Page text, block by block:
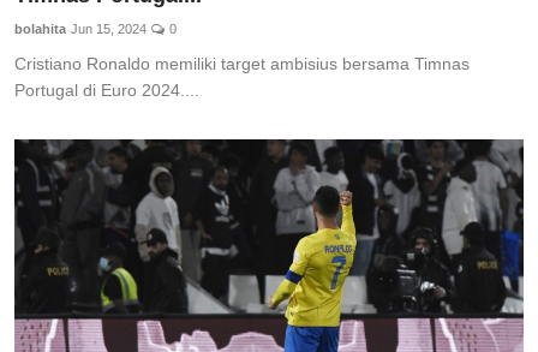
bolahita Jun 15, 2024 0
Cristiano Ronaldo memiliki target ambisius bersama Timnas
Portugal di Euro 2024....